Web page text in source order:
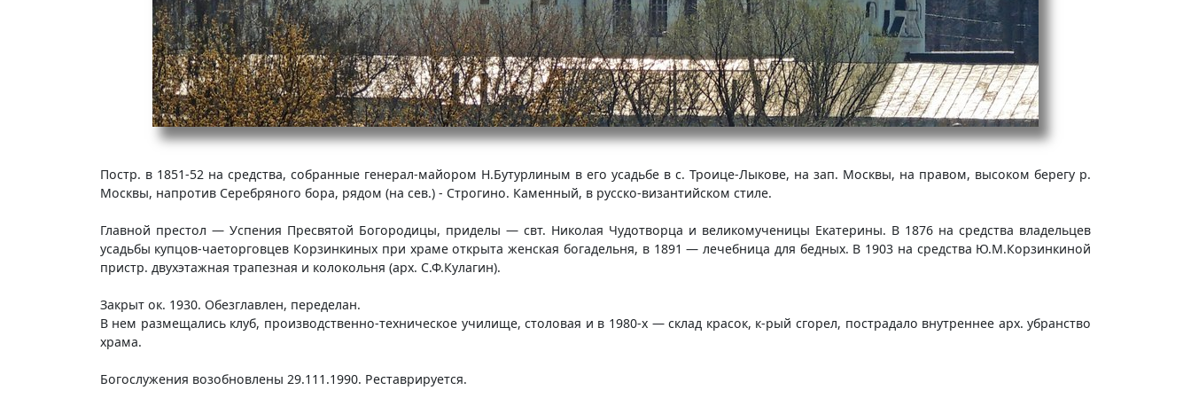
Постр. в 1851-52 на средства, собранные генерал-майором Н.Бутурлиным в его усадьбе в с. Троице-Лыкове, на зап. Москвы, на правом, высоком берегу р.
Москвы, напротив Серебряного бора, рядом (на сев.) - Строгино. Каменный, в русско-византийском стиле.
Главной престол — Успения Пресвятой Богородицы, приделы — свт. Николая Чудотворца и великомученицы Екатерины. В 1876 на средства владельцев
усадьбы купцов-чаеторговцев Корзинкиных при храме открыта женская богадельня, в 1891 — лечебница для бедных. В 1903 на средства Ю.М.Корзинкиной
пристр. двухэтажная трапезная и колокольня (арх. С.Ф.Кулагин).
Закрыт ок. 1930. Обезглавлен, переделан.
В нем размещались клуб, производственно-техническое училище, столовая и в 1980-х — склад красок, к-рый сгорел, пострадало внутреннее арх. убранство
храма.
Богослужения возобновлены 29.111.1990. Реставрируется.